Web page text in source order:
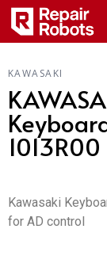
KAWASAKI
1013R00
Kawasaki
for AD control